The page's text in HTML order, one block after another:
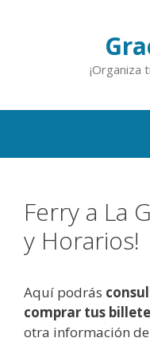
¡Organiza
Ferry a La
y Horarios!
Aquí podrás
comprar tus
otra información